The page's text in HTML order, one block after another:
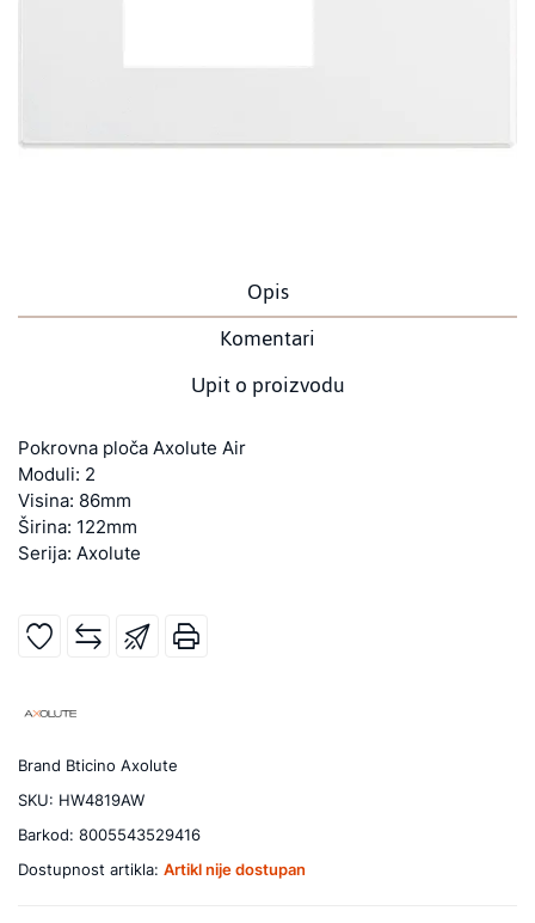
Opis
Komentari
Upit o proizvodu
Pokrovna ploča Axolute Air
Moduli: 2
Visina: 86mm
Širina: 122mm
Serija: Axolute
Brand Bticino Axolute
SKU: HW4819AW
Barkod: 8005543529416
Dostupnost artikla: Artikl nije dostupan